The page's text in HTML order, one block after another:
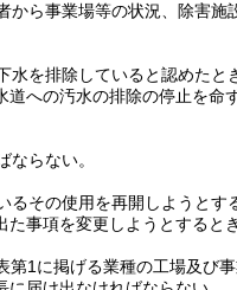
ら事業場等の状況、除害施
を排除していると認めたと
への汚水の排除の停止を命
らない。
その使用を再開しようとす
た事項を変更しようとすると
第1に掲げる業種の工場及び